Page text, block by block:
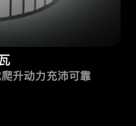
升动力充沛可靠